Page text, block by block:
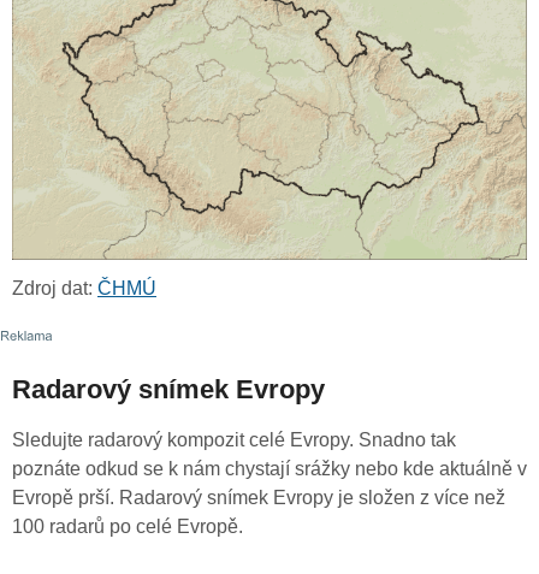
Zdroj dat: ČHMÚ
Radarový snímek Evropy
Sledujte radarový kompozit celé Evropy. Snadno tak
poznáte odkud se k nám chystají srážky nebo kde aktuálně v
Evropě prší. Radarový snímek Evropy je složen z více než
100 radarů po celé Evropě.